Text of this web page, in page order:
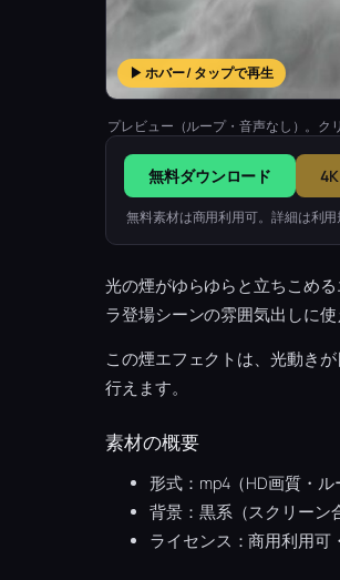
▶ ホバー / タップで再生
プレビュー（ループ・音声なし）。ク
無料ダウンロード
無料素材は商用利用可。詳細は利用
光の煙がゆらゆらと立ちこめ
ラ登場シーンの雰囲気出しに使
この煙エフェクトは、光動き
行えます。
素材の概要
形式：mp4（HD画質・ル
背景：黒系（スクリーン
ライセンス：商用利用可